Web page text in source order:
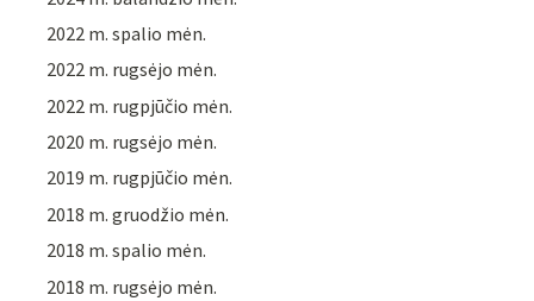
2022 m. spalio mėn.
2022 m. rugsėjo mėn.
2022 m. rugpjūčio mėn.
2020 m. rugsėjo mėn.
2019 m. rugpjūčio mėn.
2018 m. gruodžio mėn.
2018 m. spalio mėn.
2018 m. rugsėjo mėn.